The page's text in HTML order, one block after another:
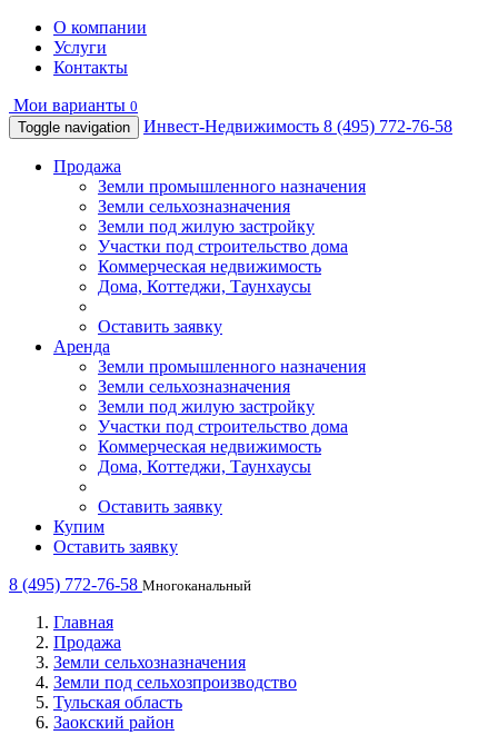
О компании
Услуги
Контакты
Мои варианты 0
Toggle navigation
Инвест-Недвижимость 8 (495) 772-76-58
Продажа
Земли промышленного назначения
Земли сельхозназначения
Земли под жилую застройку
Участки под строительство дома
Коммерческая недвижимость
Дома, Коттеджи, Таунхаусы
Оставить заявку
Аренда
Земли промышленного назначения
Земли сельхозназначения
Земли под жилую застройку
Участки под строительство дома
Коммерческая недвижимость
Дома, Коттеджи, Таунхаусы
Оставить заявку
Купим
Оставить заявку
8 (495) 772-76-58 Многоканальный
Главная
Продажа
Земли сельхозназначения
Земли под сельхозпроизводство
Тульская область
Заокский район